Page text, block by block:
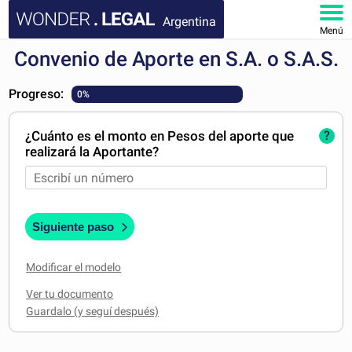
Argentina
Menú
INICIO
DOCUMENTOS
FAQ
MI CUENTA
Convenio de Aporte en S.A. o S.A.S.
Progreso: 0%
¿Cuánto es el monto en Pesos del aporte que
realizará la Aportante?
?
Siguiente paso
Modificar el modelo
Ver tu documento